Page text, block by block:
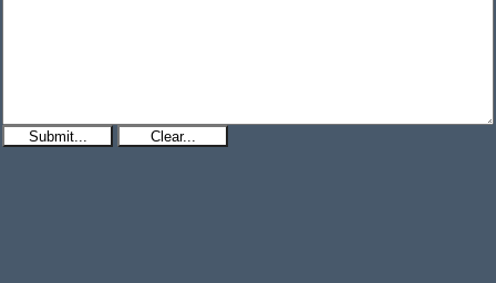
Submit... Clear...